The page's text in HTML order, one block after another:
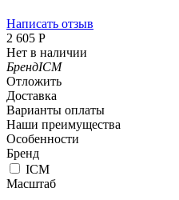
Написать отзыв
2 605 Р
Нет в наличии
БрендICM
Отложить
Доставка
Варианты оплаты
Наши преимущества
Особенности
Бренд
ICM
Масштаб